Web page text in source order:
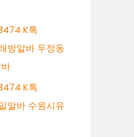
K톡
방알바 두정동
K톡
알바 수원시유